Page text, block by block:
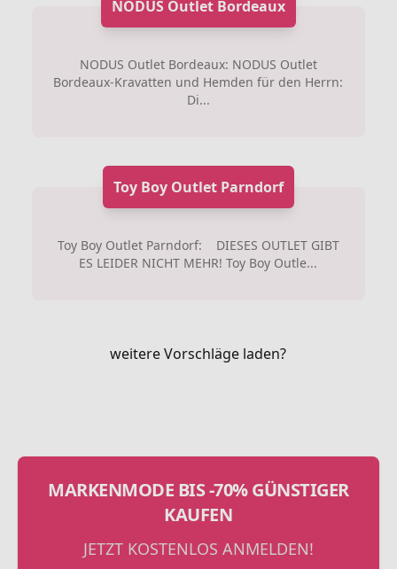
NODUS Outlet Bordeaux
NODUS Outlet Bordeaux: NODUS Outlet
Bordeaux-Kravatten und Hemden für den Herrn:
Di...
Toy Boy Outlet Parndorf
Toy Boy Outlet Parndorf: DIESES OUTLET GIBT
ES LEIDER NICHT MEHR! Toy Boy Outle...
weitere Vorschläge laden?
MARKENMODE BIS -70% GÜNSTIGER
KAUFEN
JETZT KOSTENLOS ANMELDEN!